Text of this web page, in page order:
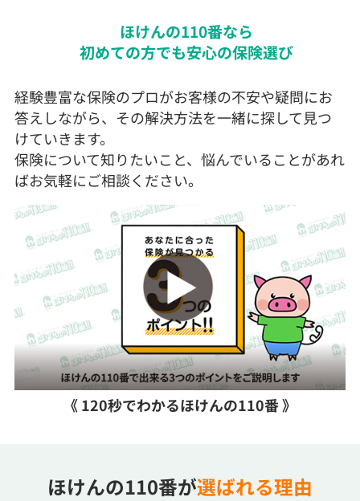
ほけんの110番なら
初めての方でも安心の保険選び
《 120秒でわかるほけんの110番 》
経験豊富な保険のプロがお客様の不安や疑問にお
答えしながら、その解決方法を一緒に探して見つ
けていきます。
保険について知りたいこと、悩んでいることがあれ
ばお気軽にご相談ください。
ほけんの110番が選ばれる理由